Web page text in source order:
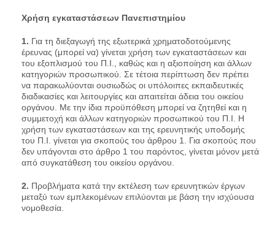
Χρήση εγκαταστάσεων Πανεπιστημίου
1. Για τη διεξαγωγή της εξωτερικά χρηματοδοτούμενης
έρευνας (μπορεί να) γίνεται χρήση των εγκαταστάσεων και
του εξοπλισμού του Π.Ι., καθώς και η αξιοποίηση και άλλων
κατηγοριών προσωπικού. Σε τέτοια περίπτωση δεν πρέπει
να παρακωλύονται ουσιωδώς οι υπόλοιπες εκπαιδευτικές
διαδικασίες και λειτουργίες και απαιτείται άδεια του οικείου
οργάνου. Με την ίδια προϋπόθεση μπορεί να ζητηθεί και η
συμμετοχή και άλλων κατηγοριών προσωπικού του Π.Ι. Η
χρήση των εγκαταστάσεων και της ερευνητικής υποδομής
του Π.Ι. γίνεται για σκοπούς του άρθρου 1. Για σκοπούς που
δεν υπάγονται στο άρθρο 1 του παρόντος, γίνεται μόνον μετά
από συγκατάθεση του οικείου οργάνου.
2. Προβλήματα κατά την εκτέλεση των ερευνητικών έργων
μεταξύ των εμπλεκομένων επιλύονται με βάση την ισχύουσα
νομοθεσία.